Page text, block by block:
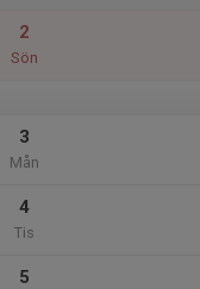
2
Sön
3
Mån
4
Tis
5